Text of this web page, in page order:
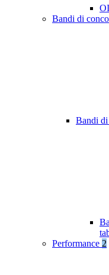
Bandi di
Bandi di
Performance 2